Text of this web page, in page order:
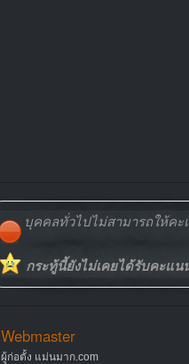
บุคคลทั่วไปไม่สามารถให้ค
กระทู้นี้ยังไม่เคยได้รับคะแน
Webmaster
ผู้ก่อตั้ง แม่นมาก.com